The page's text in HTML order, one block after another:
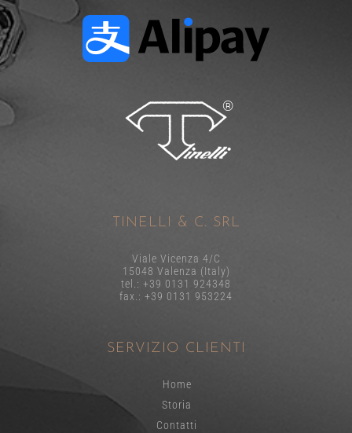
TINELLI & C. SRL
Viale Vicenza 4/C
15048 Valenza (Italy)
tel.: +39 0131 924348
fax.: +39 0131 953224
SERVIZIO CLIENTI
Home
Storia
Contatti